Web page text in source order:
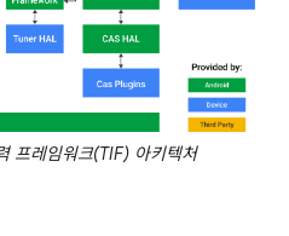
프레임워크(TIF) 아키텍처